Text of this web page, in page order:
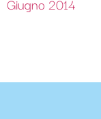
Giugno 2014